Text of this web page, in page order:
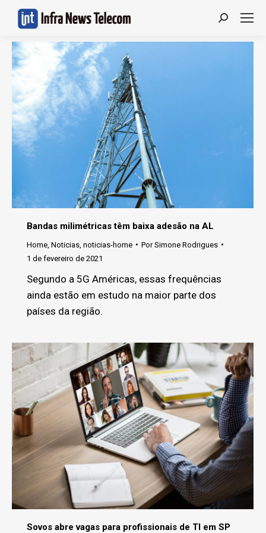
Search:
Bandas milimétricas têm baixa adesão na AL
Home Noticias noticias-home PorSimone Rodrigues
1 de fevereiro de 2021
Segundo a 5G Américas, essas frequências
ainda estão em estudo na maior parte dos
países da região.
Sovos abre vagas para profissionais de TI em SP